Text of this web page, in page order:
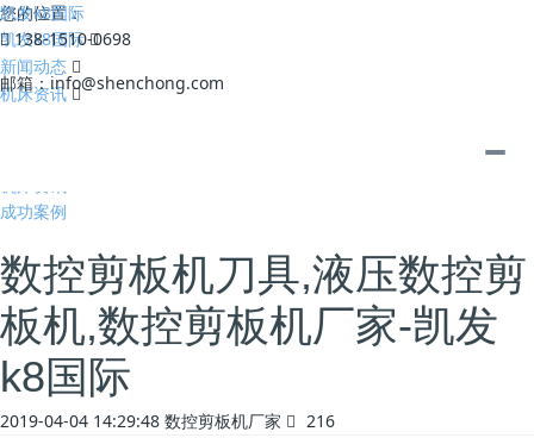
凯发k8国际
138-1510-0698
邮箱：info@shenchong.com
您的位置：
凯发k8国际
新闻动态
机床资讯
成功案例
数控剪板机刀具,液压数控剪
板机,数控剪板机厂家-凯发
k8国际
2019-04-04 14:29:48 数控剪板机厂家
216